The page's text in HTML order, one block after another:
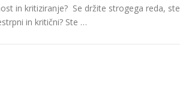
in kritiziranje? Se držite strogega reda, ste
in kritični? Ste …